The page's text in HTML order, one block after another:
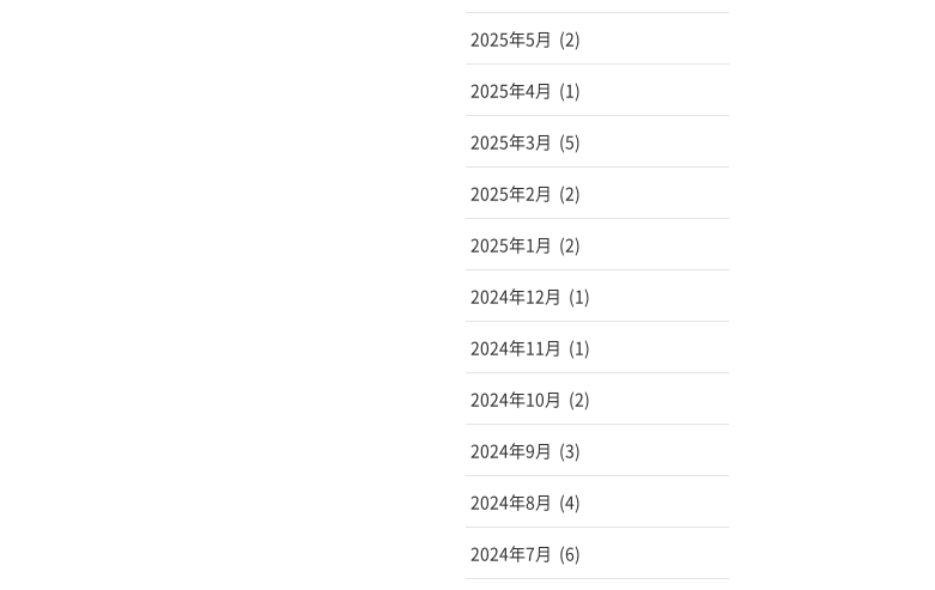
2025年5月 (2)
2025年4月 (1)
2025年3月 (5)
2025年2月 (2)
2025年1月 (2)
2024年12月 (1)
2024年11月 (1)
2024年10月 (2)
2024年9月 (3)
2024年8月 (4)
2024年7月 (6)